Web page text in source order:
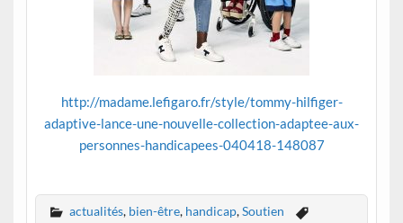
http://madame.lefigaro.fr/style/tommy-hilfiger-
adaptive-lance-une-nouvelle-collection-adaptee-aux-
personnes-handicapees-040418-148087
actualités, bien-être, handicap,Soutien